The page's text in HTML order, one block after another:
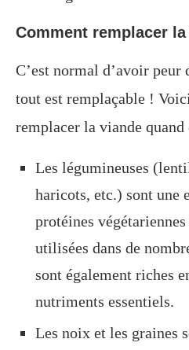
Comment remplacer
C’est normal d’avoir peur
tout est remplaçable !
remplacer la viande quand
Les légumineuses
haricots, etc.) sont une
protéines
utilisées dans de
sont également riches
nutriments essentiels.
Les noix et les graines